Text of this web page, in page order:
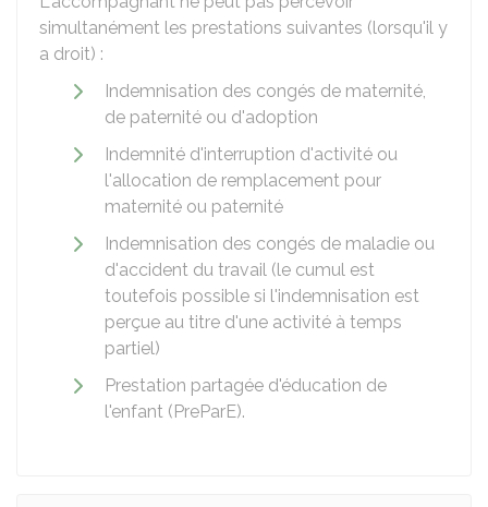
simultanément les prestations suivantes (lorsqu'il y
a droit) :
Indemnisation des congés de maternité,
de paternité ou d'adoption
Indemnité d'interruption d'activité ou
l'allocation de remplacement pour
maternité ou paternité
Indemnisation des congés de maladie ou
d'accident du travail (le cumul est
toutefois possible si l'indemnisation est
perçue au titre d'une activité à temps
partiel)
Prestation partagée d'éducation de
l'enfant (PreParE).